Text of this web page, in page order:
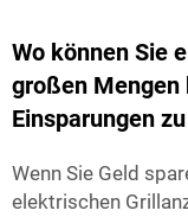
Wo können Sie
großen Mengen
Einsparungen
Wenn Sie Geld
elektrischen